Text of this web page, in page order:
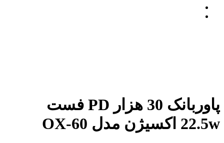
پاوربانک 30 هزار PD فست
22.5w اکسیژن مدل OX-60